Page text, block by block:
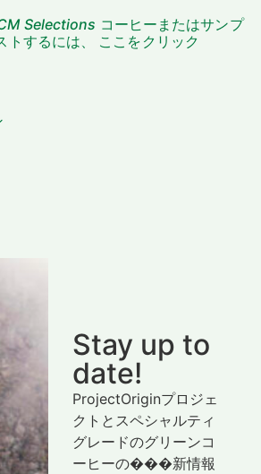
Selections コーヒーまたはサンプ
トするには、 ここをクリック
Stay up to
date!
ProjectOriginプロジェ
クトとスペシャルティ
グレードのグリーンコ
ーヒーの���新情報